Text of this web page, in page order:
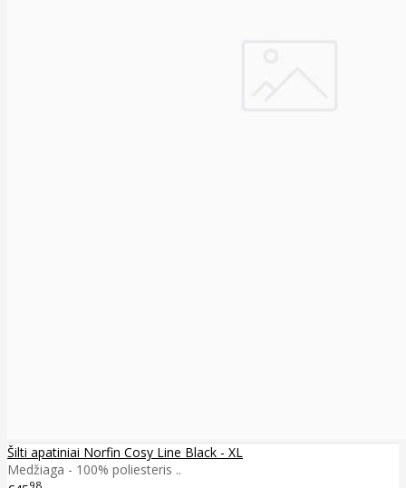
Šilti apatiniai Norfin Cosy Line Black - XL
Medžiaga - 100% poliesteris ..
98